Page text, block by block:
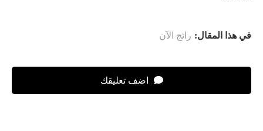
في هذا المقال: رائج الآن
اضف تعليقك